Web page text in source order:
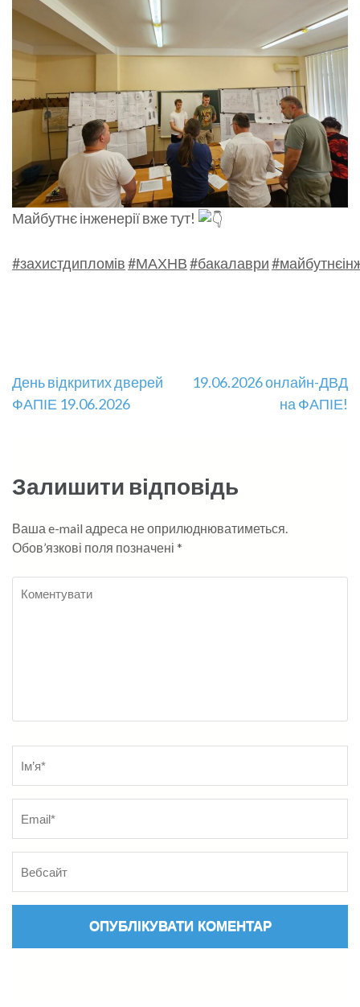
Майбутнє інженерії вже тут!
#захистдипломів#МАХНВ#бакалаври
Навігація
День відкритих дверей
ФАПІЕ 19.06.2026
19.06.2026 онлайн-ДВД
на ФАПІЕ!
Залишити відповідь
Ваша e-mail адреса не оприлюднюватиметься.
Обов’язкові поля позначені *